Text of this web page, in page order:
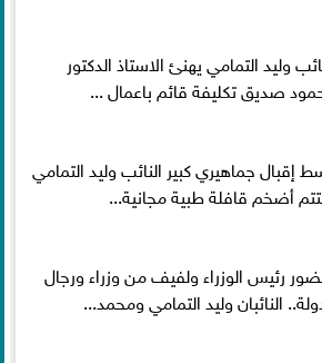
وليد التمامي يهنئ الاستاذ الدكتور
صديق تكليفة قائم باعمال ...
إقبال جماهيري كبير النائب وليد التمامي
أضخم قافلة طبية مجانية...
رئيس الوزراء ولفيف من وزراء ورجال
النائبان وليد التمامي ومحمد...